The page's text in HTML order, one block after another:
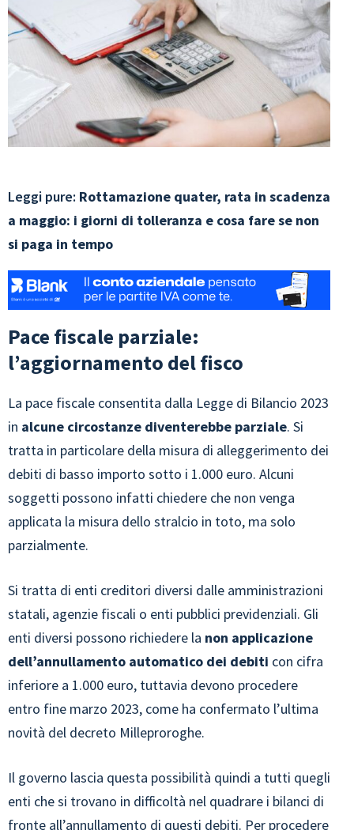
Leggi pure: Rottamazione quater, rata in scadenza
a maggio: i giorni di tolleranza e cosa fare se non
si paga in tempo
Pace fiscale parziale:
l’aggiornamento del fisco
La pace fiscale consentita dalla Legge di Bilancio 2023
in alcune circostanze diventerebbe parziale. Si
tratta in particolare della misura di alleggerimento dei
debiti di basso importo sotto i 1.000 euro. Alcuni
soggetti possono infatti chiedere che non venga
applicata la misura dello stralcio in toto, ma solo
parzialmente.
Si tratta di enti creditori diversi dalle amministrazioni
statali, agenzie fiscali o enti pubblici previdenziali. Gli
enti diversi possono richiedere la non applicazione
dell’annullamento automatico dei debiti con cifra
inferiore a 1.000 euro, tuttavia devono procedere
entro fine marzo 2023, come ha confermato l’ultima
novità del decreto Milleproroghe.
Il governo lascia questa possibilità quindi a tutti quegli
enti che si trovano in difficoltà nel quadrare i bilanci di
fronte all’annullamento di questi debiti. Per procedere